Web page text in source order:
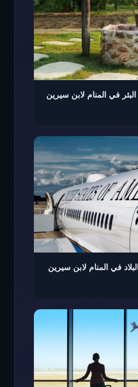
في المنام لابن سيرين
في المنام لابن سيرين